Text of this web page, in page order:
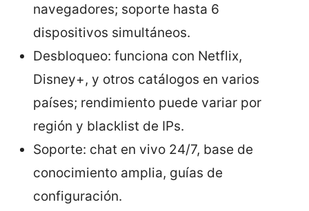
navegadores; soporte hasta 6
dispositivos simultáneos.
Desbloqueo: funciona con Netflix,
Disney+, y otros catálogos en varios
países; rendimiento puede variar por
región y blacklist de IPs.
Soporte: chat en vivo 24/7, base de
conocimiento amplia, guías de
configuración.